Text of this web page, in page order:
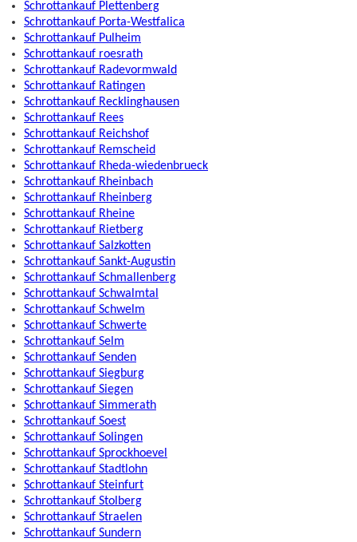
Schrottankauf Plettenberg
Schrottankauf Porta-Westfalica
Schrottankauf Pulheim
Schrottankauf roesrath
Schrottankauf Radevormwald
Schrottankauf Ratingen
Schrottankauf Recklinghausen
Schrottankauf Rees
Schrottankauf Reichshof
Schrottankauf Remscheid
Schrottankauf Rheda-wiedenbrueck
Schrottankauf Rheinbach
Schrottankauf Rheinberg
Schrottankauf Rheine
Schrottankauf Rietberg
Schrottankauf Salzkotten
Schrottankauf Sankt-Augustin
Schrottankauf Schmallenberg
Schrottankauf Schwalmtal
Schrottankauf Schwelm
Schrottankauf Schwerte
Schrottankauf Selm
Schrottankauf Senden
Schrottankauf Siegburg
Schrottankauf Siegen
Schrottankauf Simmerath
Schrottankauf Soest
Schrottankauf Solingen
Schrottankauf Sprockhoevel
Schrottankauf Stadtlohn
Schrottankauf Steinfurt
Schrottankauf Stolberg
Schrottankauf Straelen
Schrottankauf Sundern